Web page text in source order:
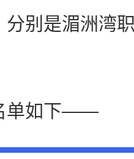
分别是湄洲湾
如下——